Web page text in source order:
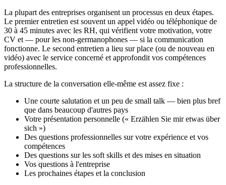
La plupart des entreprises organisent un processus en deux étapes.
Le premier entretien est souvent un appel vidéo ou téléphonique de
30 à 45 minutes avec les RH, qui vérifient votre motivation, votre
CV et — pour les non-germanophones — si la communication
fonctionne. Le second entretien a lieu sur place (ou de nouveau en
vidéo) avec le service concerné et approfondit vos compétences
professionnelles.
La structure de la conversation elle-même est assez fixe :
Une courte salutation et un peu de small talk — bien plus bref
que dans beaucoup d'autres pays
Votre présentation personnelle (« Erzählen Sie mir etwas über
sich »)
Des questions professionnelles sur votre expérience et vos
compétences
Des questions sur les soft skills et des mises en situation
Vos questions à l'entreprise
Les prochaines étapes et la conclusion